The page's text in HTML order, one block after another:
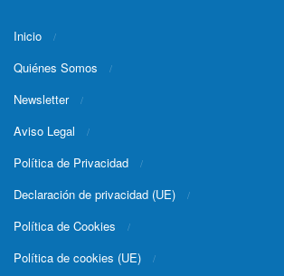
Inicio
Quiénes Somos
Newsletter
Aviso Legal
Política de Privacidad
Declaración de privacidad (UE)
Política de Cookies
Política de cookies (UE)